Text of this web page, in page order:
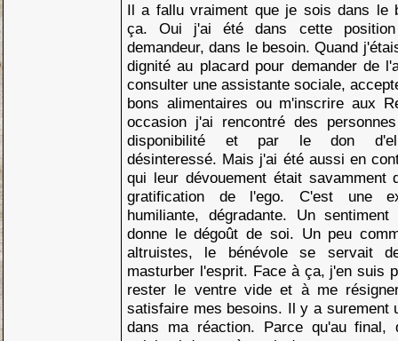
Il a fallu vraiment que je sois dans le
ça. Oui j'ai été dans cette position
demandeur, dans le besoin. Quand
dignité au placard pour demander de
consulter une assistante sociale,
bons alimentaires ou m'inscrire aux
occasion j'ai rencontré des
disponibilité et par le don
désinteressé. Mais j'ai été aussi en
qui leur dévouement était savamment
gratification de l'ego. C'est une
humiliante, dégradante. Un
donne le dégoût de soi. Un peu
altruistes, le bénévole se servait
masturber l'esprit. Face à ça, j'en suis
rester le ventre vide et à me
satisfaire mes besoins. Il y a surement
dans ma réaction. Parce qu'au final,